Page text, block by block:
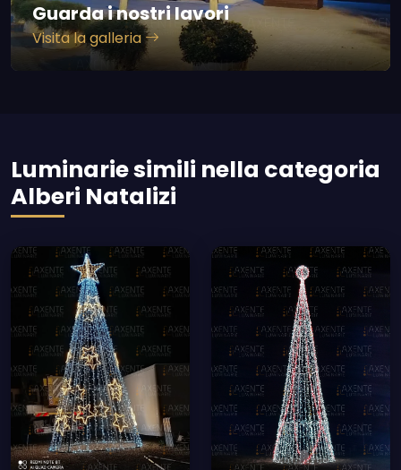
Guarda i nostri lavori
Visita la galleria
Luminarie simili nella categoria
Alberi Natalizi